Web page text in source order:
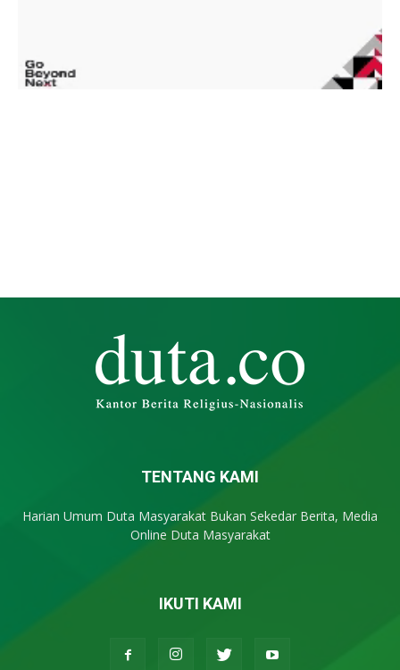
TENTANG KAMI
Harian Umum Duta Masyarakat Bukan Sekedar Berita, Media
Online Duta Masyarakat
IKUTI KAMI